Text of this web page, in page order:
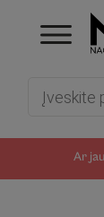
Ar